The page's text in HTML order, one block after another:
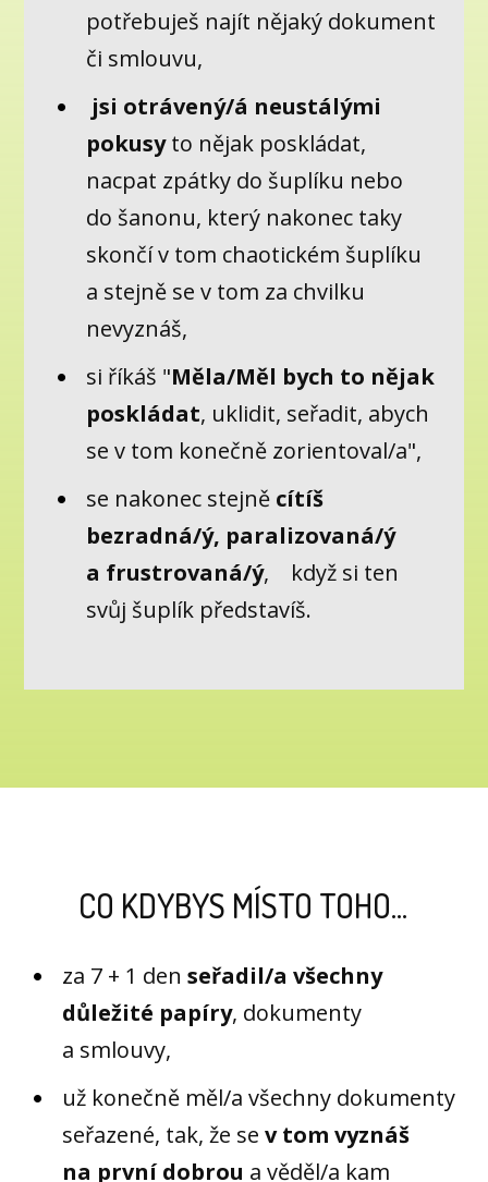
potřebuješ najít nějaký dokument
či smlouvu,
jsi otrávený/á neustálými
pokusyto nějak poskládat,
nacpat zpátky do šuplíku nebo
do šanonu, který nakonec taky
skončí v tom chaotickém šuplíku
a stejně se v tom za chvilku
nevyznáš,
si říkáš "Měla/Měl bych to nějak
poskládat, uklidit, seřadit, abych
se v tom konečně zorientoval/a",
se nakonec stejně cítíš
bezradná/ý, paralizovaná/ý
a frustrovaná/ý, když si ten
svůj šuplík představíš.
CO KDYBYS MÍSTO TOHO...
za 7 + 1 denseřadil/a všechny
důležité papíry, dokumenty
a smlouvy,
už konečně měl/a všechny dokumenty
seřazené, tak, že sev tom vyznáš
na první dobrou a věděl/a kam